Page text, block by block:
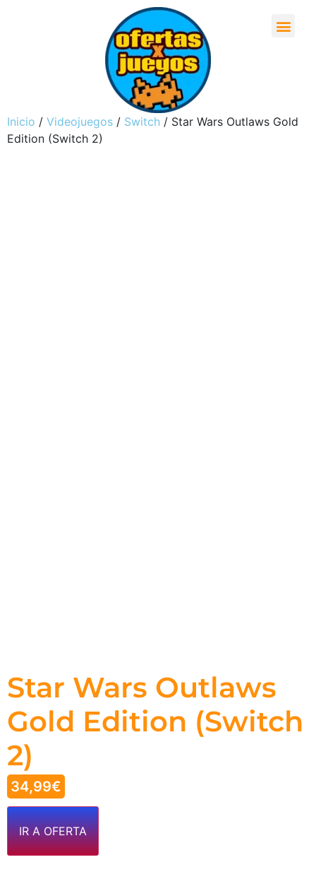
Inicio / Videojuegos / Switch / Star Wars Outlaws Gold
Edition (Switch 2)
Star Wars Outlaws
Gold Edition (Switch
2)
34,99€
IR A OFERTA